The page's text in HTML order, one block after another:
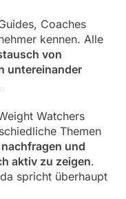
Coaches
kennen. Alle
von
untereinander
Watchers
Themen
und
aktiv zu zeigen.
spricht überhaupt